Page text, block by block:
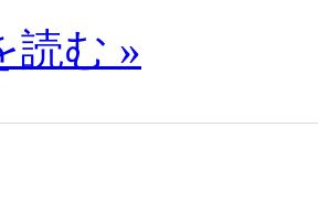
読む »